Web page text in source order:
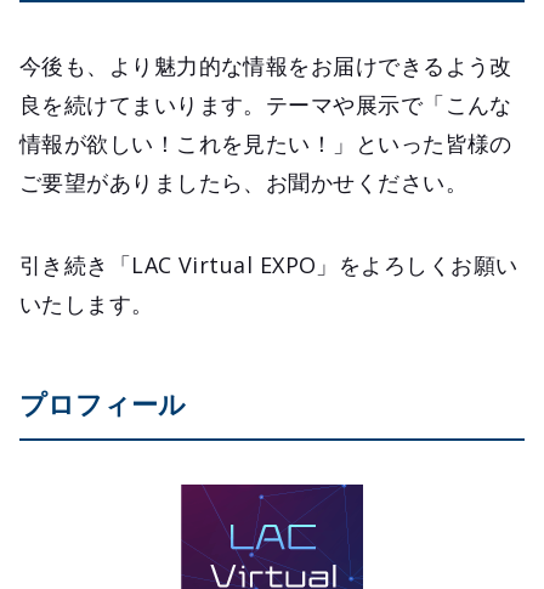
今後も、より魅力的な情報をお届けできるよう改
良を続けてまいります。テーマや展示で「こんな
情報が欲しい！これを見たい！」といった皆様の
ご要望がありましたら、お聞かせください。
引き続き「LAC Virtual EXPO」をよろしくお願い
いたします。
プロフィール